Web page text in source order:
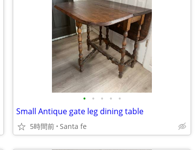
• • • • •
Small Antique gate leg dining table
5時間前 Santa fe